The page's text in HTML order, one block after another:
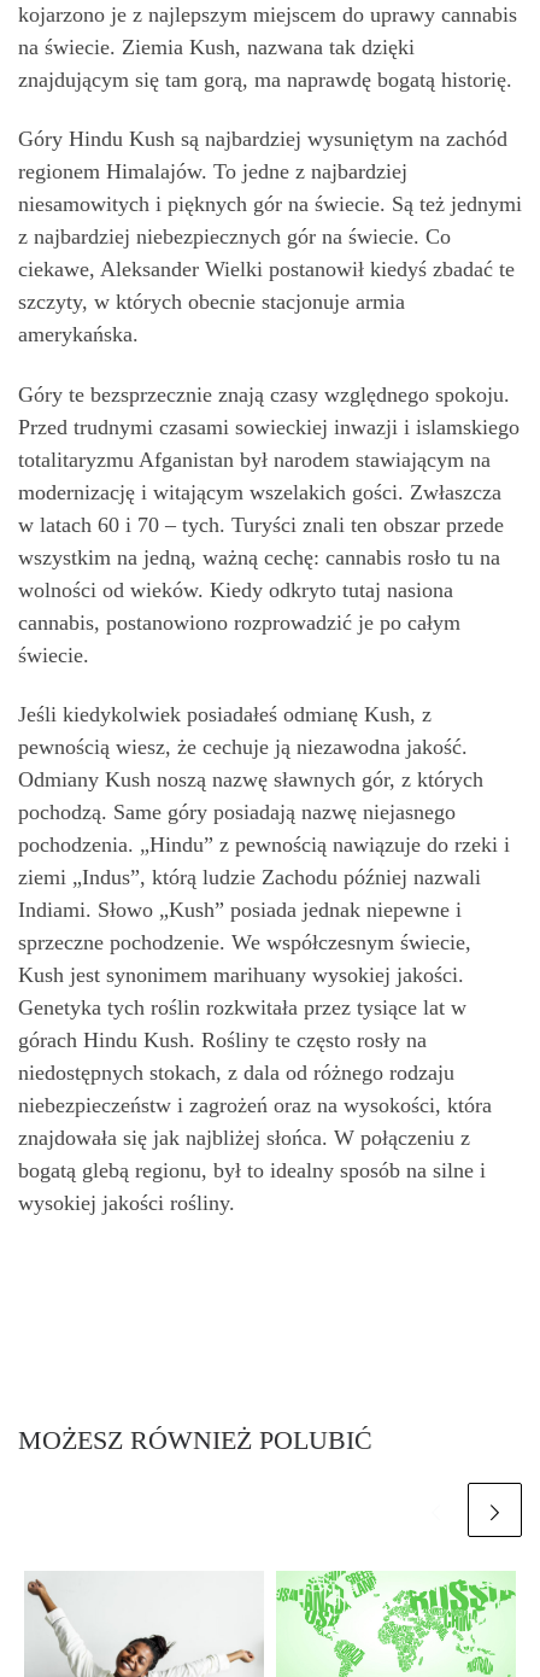
kojarzono je z najlepszym miejscem do uprawy cannabis
na świecie. Ziemia Kush, nazwana tak dzięki
znajdującym się tam gorą, ma naprawdę bogatą historię.
Góry Hindu Kush są najbardziej wysuniętym na zachód
regionem Himalajów. To jedne z najbardziej
niesamowitych i pięknych gór na świecie. Są też jednymi
z najbardziej niebezpiecznych gór na świecie. Co
ciekawe, Aleksander Wielki postanowił kiedyś zbadać te
szczyty, w których obecnie stacjonuje armia
amerykańska.
Góry te bezsprzecznie znają czasy względnego spokoju.
Przed trudnymi czasami sowieckiej inwazji i islamskiego
totalitaryzmu Afganistan był narodem stawiającym na
modernizację i witającym wszelakich gości. Zwłaszcza
w latach 60 i 70 – tych. Turyści znali ten obszar przede
wszystkim na jedną, ważną cechę: cannabis rosło tu na
wolności od wieków. Kiedy odkryto tutaj nasiona
cannabis, postanowiono rozprowadzić je po całym
świecie.
Jeśli kiedykolwiek posiadałeś odmianę Kush, z
pewnością wiesz, że cechuje ją niezawodna jakość.
Odmiany Kush noszą nazwę sławnych gór, z których
pochodzą. Same góry posiadają nazwę niejasnego
pochodzenia. „Hindu” z pewnością nawiązuje do rzeki i
ziemi „Indus”, którą ludzie Zachodu później nazwali
Indiami. Słowo „Kush” posiada jednak niepewne i
sprzeczne pochodzenie. We współczesnym świecie,
Kush jest synonimem marihuany wysokiej jakości.
Genetyka tych roślin rozkwitała przez tysiące lat w
górach Hindu Kush. Rośliny te często rosły na
niedostępnych stokach, z dala od różnego rodzaju
niebezpieczeństw i zagrożeń oraz na wysokości, która
znajdowała się jak najbliżej słońca. W połączeniu z
bogatą glebą regionu, był to idealny sposób na silne i
wysokiej jakości rośliny.
MOŻESZ RÓWNIEŻ POLUBIĆ